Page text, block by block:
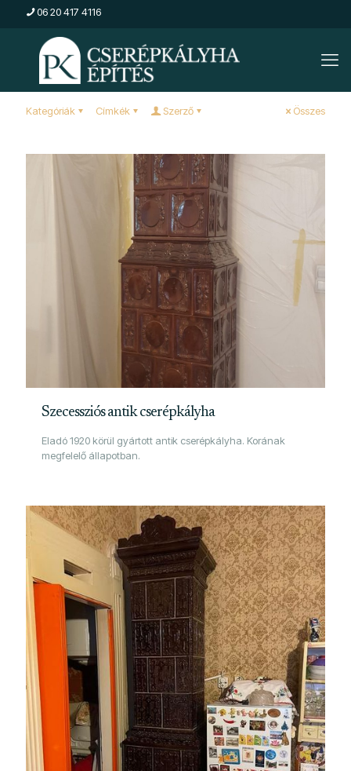
06 20 417 4116
Kategóriák Címkék Szerző Összes
Szecessziós antik cserépkályha
Eladó 1920 körül gyártott antik cserépkályha. Korának
megfelelő állapotban.